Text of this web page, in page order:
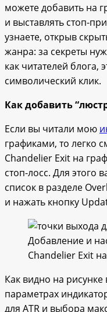
можете добавить на
и выставлять стоп-
узнаете, открыв
жанра: за секреты
как читателей блога,
символический клик.
Как добавить
Если вы читали мою
графиками, то легко
Chandelier Exit на
стоп-лосс. Для
список в разделе
и нажать кнопку
Добавление и
Chandelier Exit
Как видно на
параметрах
для ATR и выбора